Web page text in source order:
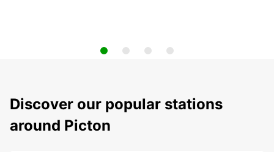
Discover our popular stations
around Picton